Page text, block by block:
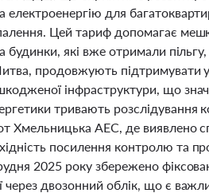
електроенергію для
Цей тариф допомагає
будинки, які вже отримали
продовжують підтримувати
інфраструктури, що
тривають розслідування
Хмельницька АЕС, де виявлено
посилення контролю та
2025 року збережено
через двозонний облік, що є